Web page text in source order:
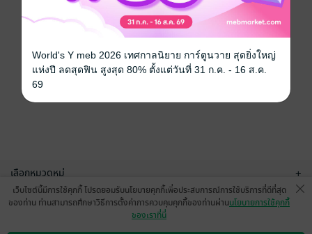
เลือกหมวดหมู่ +
บริการช่วยเหลือ
เว็บไซต์นี้มีการใช้คุกกี้ โปรดยอมรับนโยบายคุกกี้เพื่อประสบการณ์การใช้บริการที่ดีที่สุด
ของท่าน ท่านสามารถศึกษาวิธีการตั้งค่าการควบคุมคุกกี้ของท่านผ่านนโยบายการใช้คุกกี้
ของเราที่นี่
World's Y meb 2026 เทศกาลนิยาย การ์ตูนวาย สุดยิ่งใหญ่
แห่งปี ลดสุดฟิน สูงสุด 80% ตั้งแต่วันที่ 31 ก.ค. - 16 ส.ค.
69